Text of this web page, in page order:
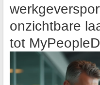
onzichtbare
tot